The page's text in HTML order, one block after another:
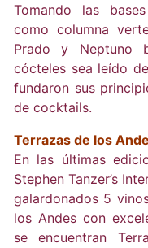
Tomando las
como columna
Prado y Neptuno
cócteles sea leído
fundaron sus
de cocktails.
Terrazas de los
En las últimas
Stephen Tanzer’s
galardonados 5
los Andes con
se encuentran